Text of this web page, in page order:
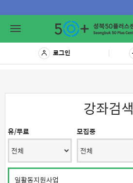
Toggle
로그인
강좌검색
유/무료 모집중